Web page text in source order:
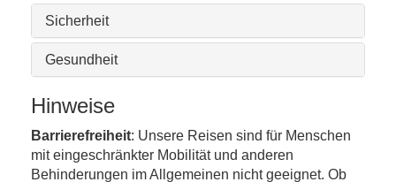
Sicherheit
Gesundheit
Hinweise
Barrierefreiheit: Unsere Reisen sind für Menschen
mit eingeschränkter Mobilität und anderen
Behinderungen im Allgemeinen nicht geeignet. Ob